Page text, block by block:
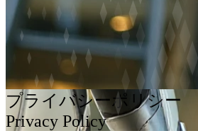
プライバシーポリシー
Privacy Policy